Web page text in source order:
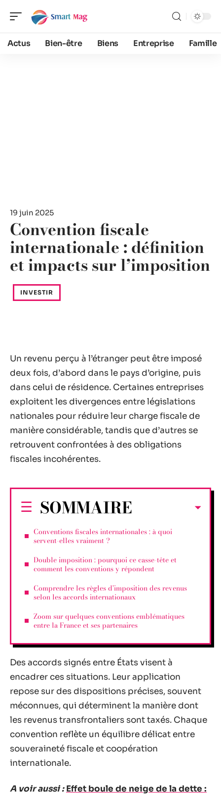
Actus Bien-être Biens Entreprise Famille
19 juin 2025
Convention fiscale
internationale : définition
et impacts sur l’imposition
INVESTIR
Un revenu perçu à l’étranger peut être imposé
deux fois, d’abord dans le pays d’origine, puis
dans celui de résidence. Certaines entreprises
exploitent les divergences entre législations
nationales pour réduire leur charge fiscale de
manière considérable, tandis que d’autres se
retrouvent confrontées à des obligations
fiscales incohérentes.
SOMMAIRE
Conventions fiscales internationales : à quoi
servent-elles vraiment ?
Double imposition : pourquoi ce casse-tête et
comment les conventions y répondent
Comprendre les règles d’imposition des revenus
selon les accords internationaux
Zoom sur quelques conventions emblématiques
entre la France et ses partenaires
Des accords signés entre États visent à
encadrer ces situations. Leur application
repose sur des dispositions précises, souvent
méconnues, qui déterminent la manière dont
les revenus transfrontaliers sont taxés. Chaque
convention reflète un équilibre délicat entre
souveraineté fiscale et coopération
internationale.
A voir aussi : Effet boule de neige de la dette :